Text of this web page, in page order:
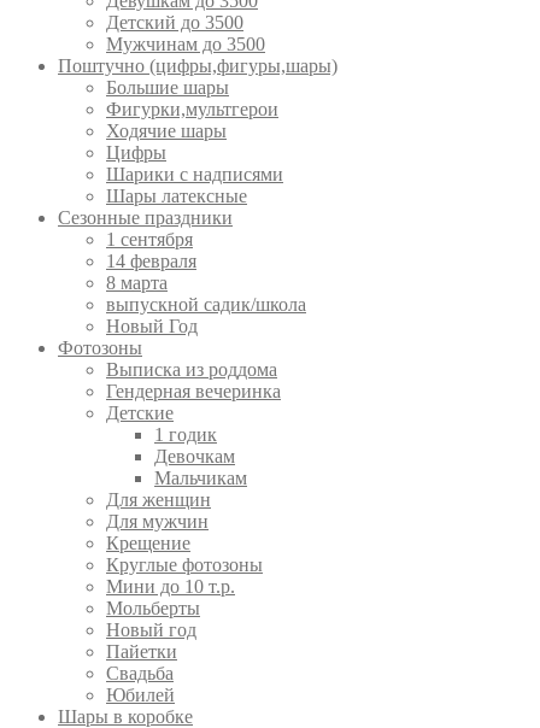
Детский до 3500
Мужчинам до 3500
Поштучно (цифры,фигуры,шары)
Большие шары
Фигурки,мультгерои
Ходячие шары
Цифры
Шарики с надписями
Шары латексные
Сезонные праздники
1 сентября
14 февраля
8 марта
выпускной садик/школа
Новый Год
Фотозоны
Выписка из роддома
Гендерная вечеринка
Детские
1 годик
Девочкам
Мальчикам
Для женщин
Для мужчин
Крещение
Круглые фотозоны
Мини до 10 т.р.
Мольберты
Новый год
Пайетки
Свадьба
Юбилей
Шары в коробке